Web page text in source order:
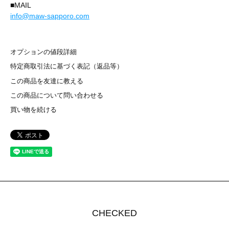
■MAIL
info@maw-sapporo.com
オプションの値段詳細
特定商取引法に基づく表記（返品等）
この商品を友達に教える
この商品について問い合わせる
買い物を続ける
CHECKED